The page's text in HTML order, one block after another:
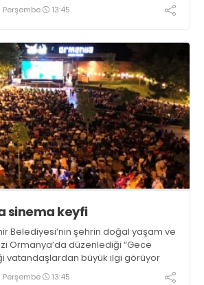
13:45
sinema keyfi
Belediyesi’nin şehrin doğal yaşam ve
Ormanya’da düzenlediği “Gece
vatandaşlardan büyük ilgi görüyor
13:45